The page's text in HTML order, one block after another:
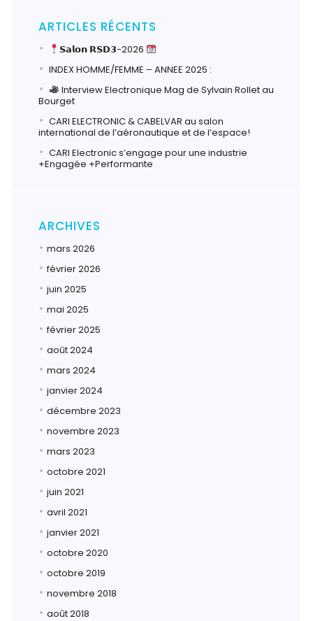
ARTICLES RÉCENTS
𝗦𝗮𝗹𝗼𝗻 𝗥𝗦𝗗𝟯-2026
INDEX HOMME/FEMME – ANNEE 2025 :
Interview Electronique Mag de Sylvain Rollet au
Bourget
CARI ELECTRONIC & CABELVAR au salon
international de l’aéronautique et de l’espace!
CARI Electronic s’engage pour une industrie
+Engagée +Performante
ARCHIVES
mars 2026
février 2026
juin 2025
mai 2025
février 2025
août 2024
mars 2024
janvier 2024
décembre 2023
novembre 2023
mars 2023
octobre 2021
juin 2021
avril 2021
janvier 2021
octobre 2020
octobre 2019
novembre 2018
août 2018